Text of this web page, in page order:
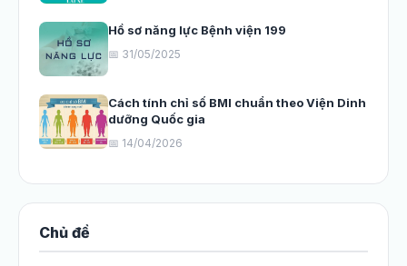
Hồ sơ năng lực Bệnh viện 199
📅 31/05/2025
Cách tính chỉ số BMI chuẩn theo Viện Dinh
dưỡng Quốc gia
📅 14/04/2026
Chủ đề